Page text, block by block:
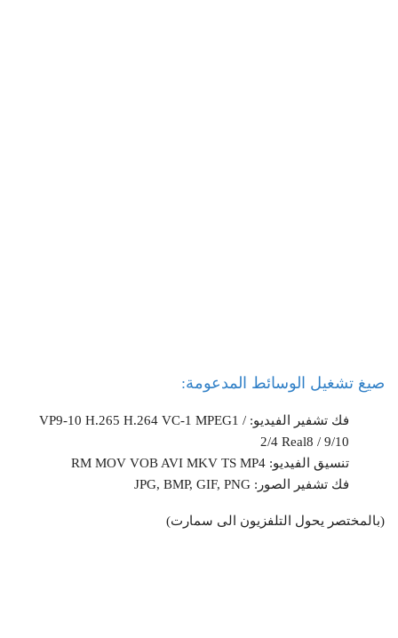
صيغ تشغيل الوسائط المدعومة:
فك تشفير الفيديو: VP9-10 H.265 H.264 VC-1 MPEG1 /
2/4 Real8 / 9/10
تنسيق الفيديو: RM MOV VOB AVI MKV TS MP4
فك تشفير الصور: JPG, BMP, GIF, PNG
(بالمختصر يحول التلفزيون الى سمارت)